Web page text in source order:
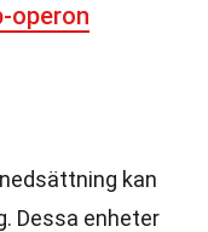
operon
kan
Dessa enheter